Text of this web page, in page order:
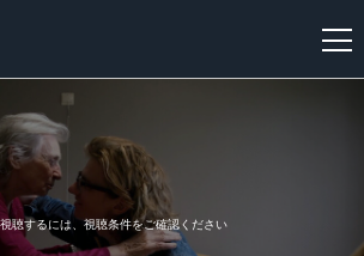
聴するには、視聴条件をご確認ください